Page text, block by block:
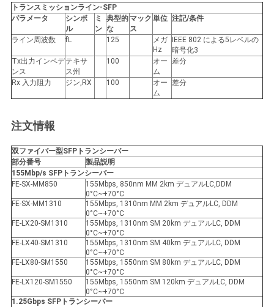
リ
シ
ー
トランスミッションライン-SFP
パラメータ
シンボ
ル
ミ
ン
典型的
な
マック
ス
単位 注記/条件
ライン周波数 fL 125
メガ
Hz
IEEE 802 による5レベルの
暗号化3
Tx出力インペデ
ンス
テキサ
ス州
100
オー
ム
差分
Rx 入力阻力 ジン,RX 100
オー
ム
差分
注文情報
双ファイバー型SFPトランシーバー
部分番号
製品説明
155Mbp/s SFPトランシーバー
FE-SX-MM850
155Mbps, 850nm MM 2km デュアルLC,DDM
0°C~+70°C
FE-SX-MM1310
155Mbps, 1310nm MM 2km デュアルLC, DDM
0°C~+70°C
FE-LX20-SM1310
155Mbps, 1310nm SM 20km デュアルLC, DDM
0°C~+70°C
FE-LX40-SM1310
155Mbps, 1310nm SM 40km デュアルLC, DDM
0°C~+70°C
FE-LX80-SM1550
155Mbps, 1550nm SM 80km デュアルLC, DDM
0°C~+70°C
FE-LX120-SM1550
155Mbps, 1550nm SM 120km デュアルLC, DDM
0°C~+70°C
1.25Gbps SFPトランシーバー